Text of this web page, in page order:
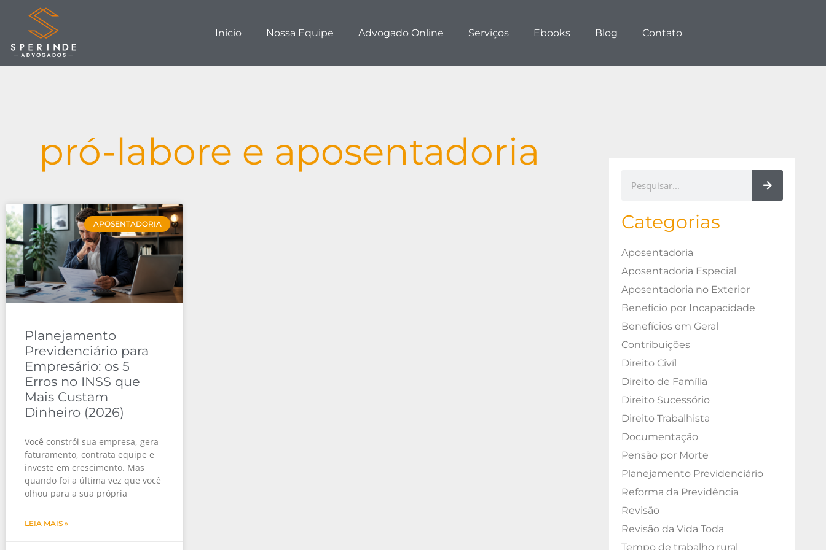
Início Nossa Equipe Advogado Online Serviços Ebooks Blog Contato
pró-labore e aposentadoria
APOSENTADORIA
Planejamento
Previdenciário para
Empresário: os 5
Erros no INSS que
Mais Custam
Dinheiro (2026)
Você constrói sua empresa, gera
faturamento, contrata equipe e
investe em crescimento. Mas
quando foi a última vez que você
olhou para a sua própria
LEIA MAIS »
Categorias
Aposentadoria
Aposentadoria Especial
Aposentadoria no Exterior
Benefício por Incapacidade
Benefícios em Geral
Contribuições
Direito Civíl
Direito de Família
Direito Sucessório
Direito Trabalhista
Documentação
Pensão por Morte
Planejamento Previdenciário
Reforma da Previdência
Revisão
Revisão da Vida Toda
Tempo de trabalho rural